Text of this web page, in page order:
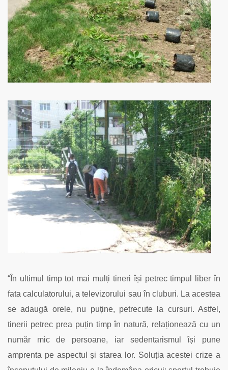
“În ultimul timp tot mai mulți tineri își petrec timpul liber în
fata calculatorului, a televizorului sau în cluburi. La acestea
se adaugă orele, nu puține, petrecute la cursuri. Astfel,
tinerii petrec prea puțin timp în natură, relaționează cu un
număr mic de persoane, iar sedentarismul își pune
amprenta pe aspectul și starea lor. Soluția acestei crize a